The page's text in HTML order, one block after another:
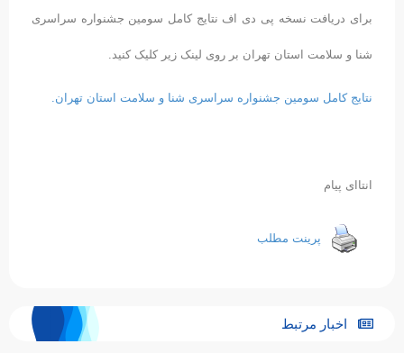
برای دریافت نسخه پی دی اف نتایج کامل سومین جشنواره سراسری
شنا و سلامت استان تهران بر روی لینک زیر کلیک کنید.
نتایج کامل سومین جشنواره سراسری شنا و سلامت استان تهران.
انتاای پیام
پرینت مطلب
اخبار مرتبط